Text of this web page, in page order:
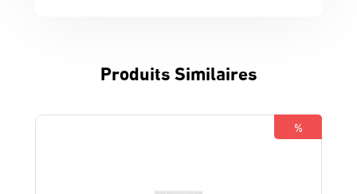
Produits Similaires
%